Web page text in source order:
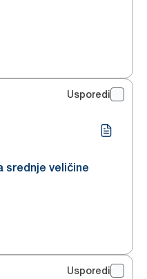
Usporedi
srednje veličine
Usporedi